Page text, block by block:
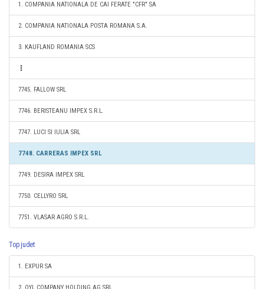
1. COMPANIA NATIONALA DE CAI FERATE "CFR" SA
2. COMPANIA NATIONALA POSTA ROMANA S.A.
3. KAUFLAND ROMANIA SCS
7745. FALLOW SRL
7746. BERISTEANU IMPEX S.R.L.
7747. LUCI SI IULIA SRL
7748. CARRERAS IMPEX SRL
7749. DESIRA IMPEX SRL
7750. CELLYRO SRL
7751. VLASAR AGRO S.R.L.
Top judet
1. EXPUR SA